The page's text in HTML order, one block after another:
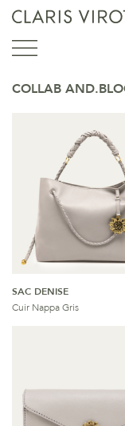
COLLAB
SAC DENISE
Cuir Nappa Gris